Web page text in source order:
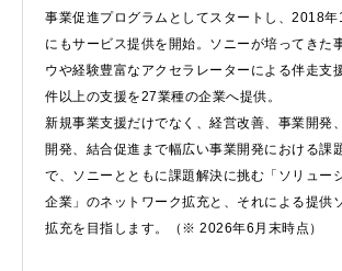
事業促進プログラムとしてスタートし、2018
にもサービス提供を開始。ソニーが培ってきた
ウや経験豊富なアクセラレーターによる伴走支
件以上の支援を27業種の企業へ提供。
新規事業支援だけでなく、経営改善、事業開発
開発、結合促進まで幅広い事業開発における課
で、ソニーとともに課題解決に挑む「ソリュー
企業」のネットワーク拡充と、それによる提供
拡充を目指します。（※ 2026年6月末時点）